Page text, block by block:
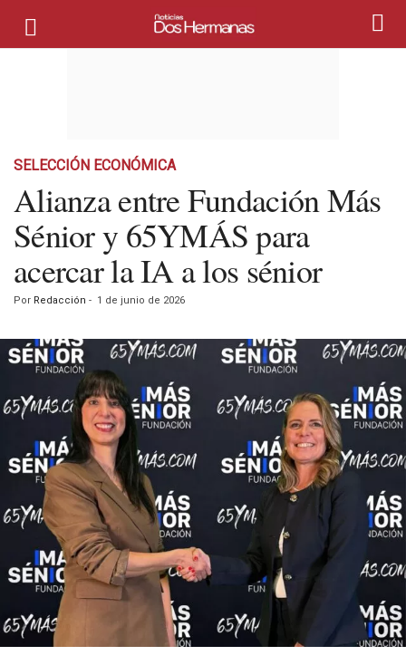
SELECCIÓN ECONÓMICA
Alianza entre Fundación Más
Sénior y 65YMÁS para
acercar la IA a los sénior
Por Redacción - 1 de junio de 2026